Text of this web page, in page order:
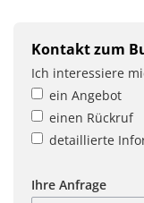
Kontakt zum
Ich interessiere
ein Angebot
einen Rückruf
detaillierte
Ihre Anfrage